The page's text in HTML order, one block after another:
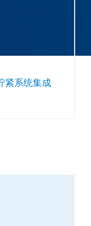
紧系统集成